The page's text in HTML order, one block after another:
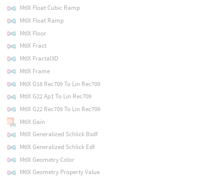
MtlX Float Cubic Ramp
MtlX Float Ramp
MtlX Floor
MtlX Fract
MtlX Fractal3D
MtlX Frame
MtlX G18 Rec709 To Lin Rec709
MtlX G22 Ap1 To Lin Rec709
MtlX G22 Rec709 To Lin Rec709
MtlX Gain
MtlX Generalized Schlick Bsdf
MtlX Generalized Schlick Edf
MtlX Geometry Color
MtlX Geometry Property Value